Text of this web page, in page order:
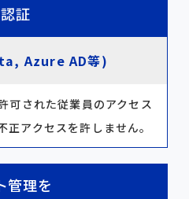
証
Azure AD等)
可された従業員のアクセス
アクセスを許しません。
管理を